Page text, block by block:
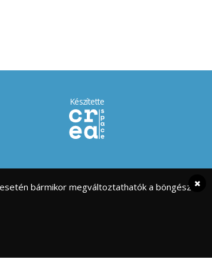
Készítette
bármikor megváltoztathatók a böngésző